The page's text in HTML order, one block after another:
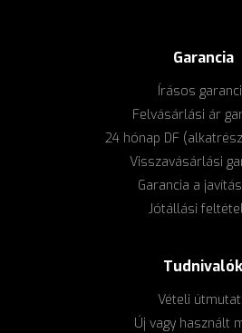
Garancia
Írásos
Felvásárlási ár
24 hónap DF
Visszavásárlási
Garancia a
Jótállási
Tudnivalók
Vételi
Új vagy használt